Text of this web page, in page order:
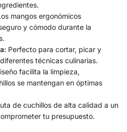
mangos ergonómicos
y cómodo durante la
Perfecto para cortar, picar y
técnicas culinarias.
facilita la limpieza,
se mantengan en óptimas
de cuchillos de alta calidad a un
tu presupuesto.